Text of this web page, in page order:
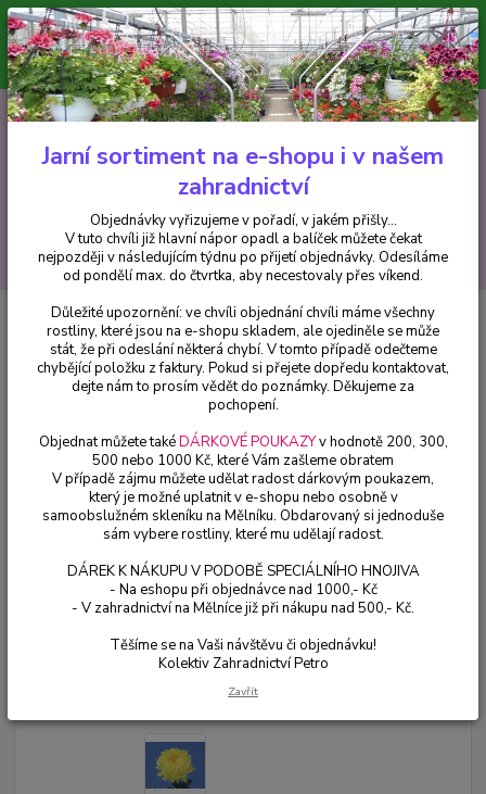
Minimální hodnota pro odeslání z e-shopu je 300 Kč.
V tuto chvíli již hlavní nápor objednávek opadl a balíček můžete čekat
nejpozději v následujícím týdnu po přijetí objednávky. Objednávky
vyřizujeme v pořadí, v jakém přišly...
CZK
Hledat
+420 602 223 614 0ks
za0 Kč
Chryzantémy Chryzantém Blanka žlutá - 3205
Chryzantém Blanka žlutá - 3205
Jarní sortiment na e-shopu i v našem
zahradnictví
Objednávky vyřizujeme v pořadí, v jakém přišly...
V tuto chvíli již hlavní nápor opadl a balíček můžete čekat
nejpozději v následujícím týdnu po přijetí objednávky. Odesíláme
od pondělí max. do čtvrtka, aby necestovaly přes víkend.
Důležité upozornění: ve chvíli objednání chvíli máme všechny
rostliny, které jsou na e-shopu skladem, ale ojediněle se může
stát, že při odeslání některá chybí. V tomto případě odečteme
chybějící položku z faktury. Pokud si přejete dopředu kontaktovat,
dejte nám to prosím vědět do poznámky. Děkujeme za
pochopení.
Objednat můžete takéDÁRKOVÉ POUKAZYv hodnotě 200, 300,
500 nebo 1000 Kč, které Vám zašleme obratem
V případě zájmu můžete udělat radost dárkovým poukazem,
který je možné uplatnit v e-shopu nebo osobně v
samoobslužném skleníku na Mělníku. Obdarovaný si jednoduše
sám vybere rostliny, které mu udělají radost.
DÁREK K NÁKUPU V PODOBĚ SPECIÁLNÍHO HNOJIVA
- Na eshopu při objednávce nad 1000,- Kč
- V zahradnictví na Mělníce již při nákupu nad 500,- Kč.
Těšíme se na Vaši návštěvu či objednávku!
Kolektiv Zahradnictví Petro
Zavřít